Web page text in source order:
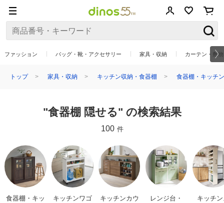
ファッション バッグ・靴・アクセサリー 家具・収納 カーテン・敷
トップ 家具・収納 キッチン収納・食器棚 食器棚・キッチ
"食器棚 隠せる" の検索結果
100 件
食器棚・キッ
キッチンワゴ
キッチンカウ
レンジ台・
キッチ